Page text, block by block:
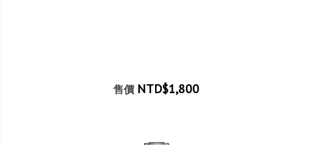
售價 NTD$1,800